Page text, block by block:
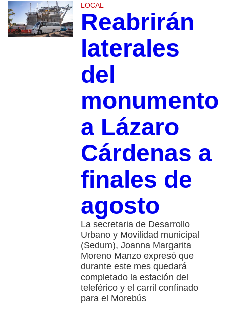
LOCAL
Reabrirán
laterales
del
monumento
a Lázaro
Cárdenas a
finales de
agosto
La secretaria de Desarrollo
Urbano y Movilidad municipal
(Sedum), Joanna Margarita
Moreno Manzo expresó que
durante este mes quedará
completado la estación del
teleférico y el carril confinado
para el Morebús